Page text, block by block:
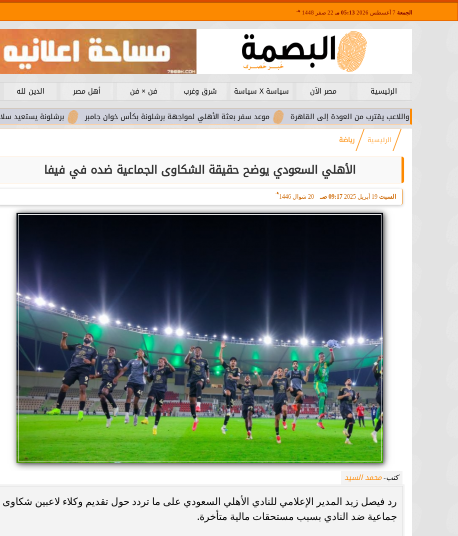
الجمعة 05:13 مـ 22 صفر 1448 هـ
الرئيسية مصر الآن سياسة X سياسة شرق وغرب فن × فن أهل مصر الدين لله
برشلونة يستعيد سلاحا مهما موعد سفر بعثة الأهلي لمواجهة برشلونة بكأس خوان جامبر واللاعب يقترب من العودة إلى القاهرة
الرئيسية رياضة
الأهلي السعودي يوضح حقيقة الشكاوى الجماعية ضده في فيفا
السبت 19 أبريل 2025 09:17 صـ 20 شوال 1446
هـ
كتب-محمد السيد
رد فيصل زيد المدير الإعلامي للنادي الأهلي السعودي على ما تردد حول تقديم وكلاء لاعبين شكاوى
جماعية ضد النادي بسبب مستحقات مالية متأخرة.